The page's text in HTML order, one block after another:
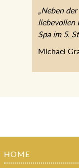
„Neben
liebevollen
Spa im 5.
Michael
HOME